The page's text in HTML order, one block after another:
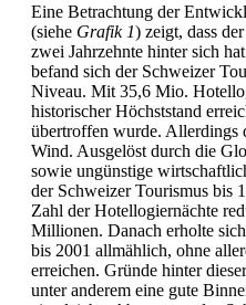
Eine Betrachtung der
(siehe Grafik 1) zeigt, dass
zwei Jahrzehnte hinter sich
befand sich der Schweizer
Niveau. Mit 35,6 Mio.
historischer Höchststand
übertroffen wurde. Allerdings
Wind. Ausgelöst durch die
sowie ungünstige
der Schweizer Tourismus bis
Zahl der Hotellogiernächte
Millionen. Danach erholte
bis 2001 allmählich, ohne
erreichen. Gründe hinter
unter anderem eine gute